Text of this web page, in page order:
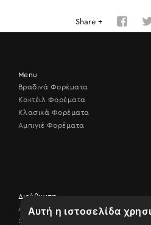
Αυτή η ιστοσελίδα
Share +
Menu
Βραδινά Φορέματα
Κοκτέιλ Φορέματα
Κλασικά Φορέματα
Αμπιγιέ Φορέματα
Διεύθυνση
Λεωφ. Βουλιαγμένης 506,
17456 Άλιμος